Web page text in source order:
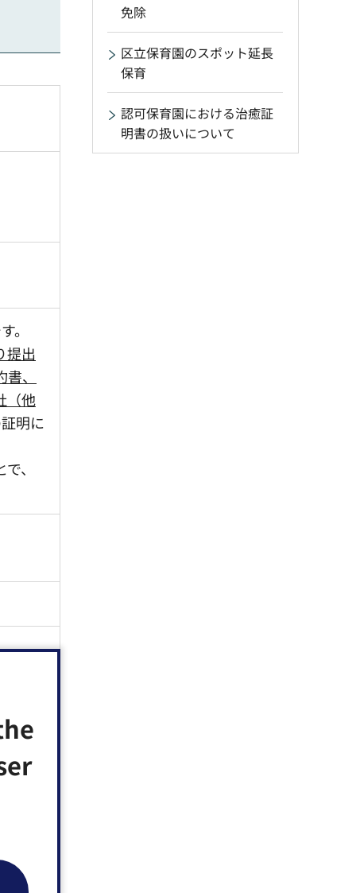
。
提出
、
（他
明に
、
た
免除
区立保育園のスポット延長
保育
認可保育園における治癒証
明書の扱いについて